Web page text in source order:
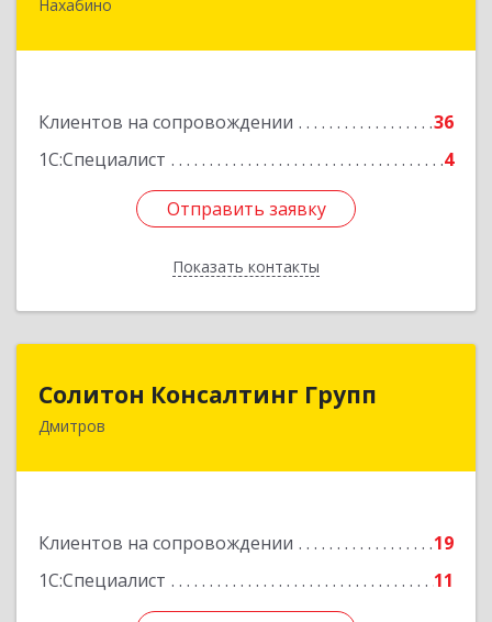
Нахабино
Клиентов на сопровождении
36
1С:Специалист
4
Отправить заявку
Показать контакты
143432, Московская обл, Красногорский р-н,
Отправить заявку
Назад
Солитон Консалтинг Групп
Дмитров
Клиентов на сопровождении
19
1С:Специалист
11
141804, Московская обл, г.о. Дмитровский,